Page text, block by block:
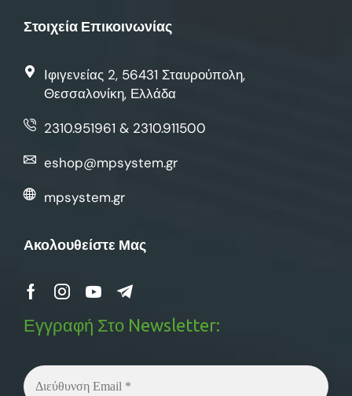
Στοιχεία Επικοινωνίας
Ιφιγενείας 2, 56431 Σταυρούπολη,
Θεσσαλονίκη, Ελλάδα
2310.951961 & 2310.911500
eshop@mpsystem.gr
mpsystem.gr
Ακολουθείστε Μας
Εγγραφή Στο Newsletter: